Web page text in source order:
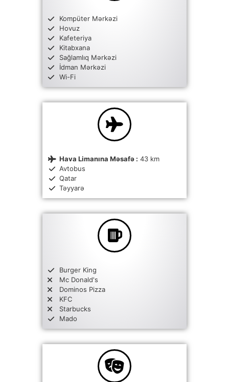
Kompüter Mərkəzi
Hovuz
Kafeteriya
Kitabxana
Sağlamlıq Mərkəzi
İdman Mərkəzi
Wi-Fi
Hava Limanına Məsafə : 43 km
Avtobus
Qatar
Təyyarə
Burger King
Mc Donald's
Dominos Pizza
KFC
Starbucks
Mado